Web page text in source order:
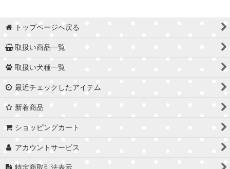
トップページへ戻る
取扱い商品一覧
取扱い犬種一覧
最近チェックしたアイテム
新着商品
ショッピングカート
アカウントサービス
特定商取引法表示